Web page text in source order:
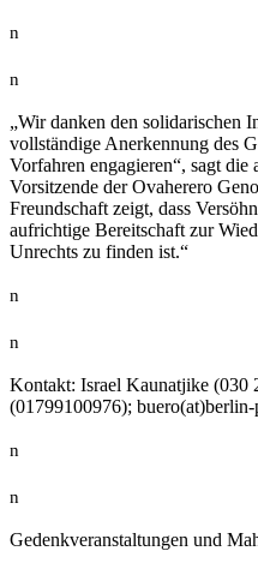
n
n
„Wir danken den solidarischen
vollständige Anerkennung des
Vorfahren engagieren“, sagt die
Vorsitzende der Ovaherero
Freundschaft zeigt, dass
aufrichtige Bereitschaft zur
Unrechts zu finden ist.“
n
n
Kontakt: Israel Kaunatjike
(01799100976);
n
n
Gedenkveranstaltungen und